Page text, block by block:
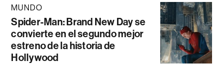
MUNDO
Spider-Man: Brand New Day se
convierte en el segundo mejor
estreno de la historia de
Hollywood